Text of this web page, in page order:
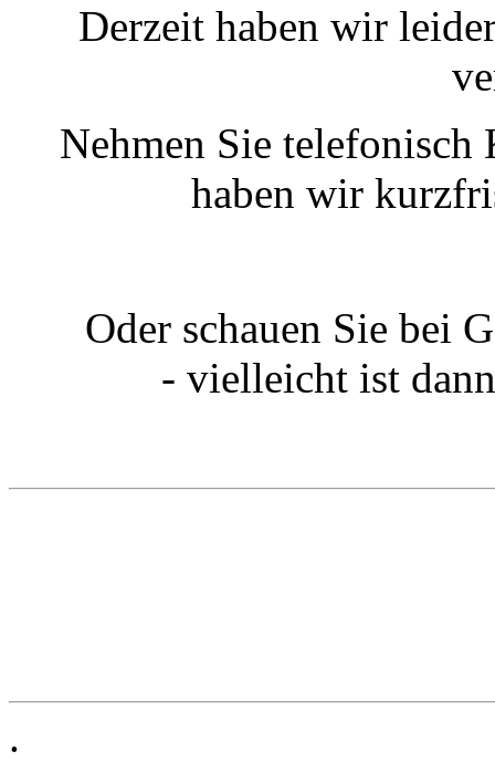
Derzeit haben wir
Nehmen Sie
haben wir
Oder schauen Sie bei
- vielleicht ist
.